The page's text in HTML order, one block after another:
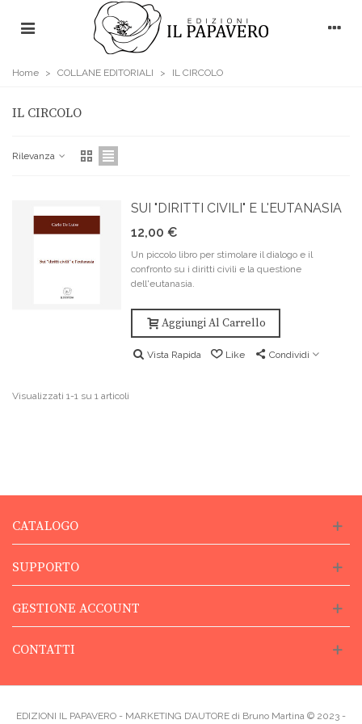
Home > COLLANE EDITORIALI > IL CIRCOLO
IL CIRCOLO
Rilevanza
SUI "DIRITTI CIVILI" E L'EUTANASIA
12,00 €
Un piccolo libro per stimolare il dialogo e il
confronto su i diritti civili e la questione
dell'eutanasia.
Aggiungi Al Carrello
Vista Rapida Like Condividi
Visualizzati 1-1 su 1 articoli
CATALOGO
SUPPORTO
GESTIONE ACCOUNT
CONTATTI
EDIZIONI IL PAPAVERO - MARKETING D’AUTORE di Bruno Martina © 2023 -